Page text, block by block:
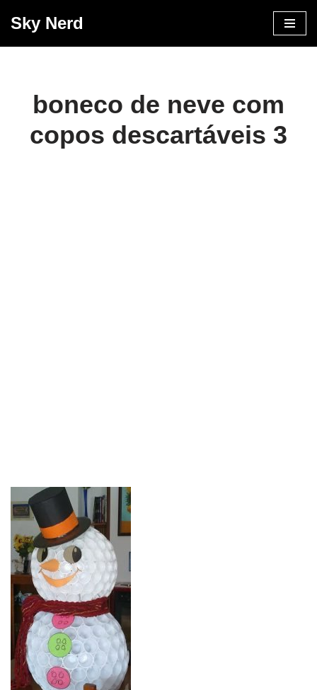
Sky Nerd
boneco de neve com
copos descartáveis 3